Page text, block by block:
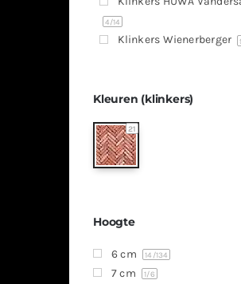
4/14
Klinkers Wienerberger
Kleuren (klinkers)
21
Hoogte
6 cm 14 /134
7 cm 1/6